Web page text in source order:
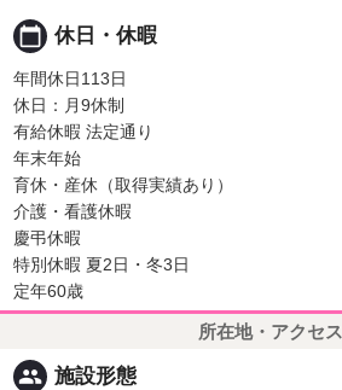
calendar_today 休日・休暇
年間休日113日
休日：月9休制
有給休暇 法定通り
年末年始
育休・産休（取得実績あり）
介護・看護休暇
慶弔休暇
特別休暇 夏2日・冬3日
定年60歳
所在地・アクセス
people 施設形態